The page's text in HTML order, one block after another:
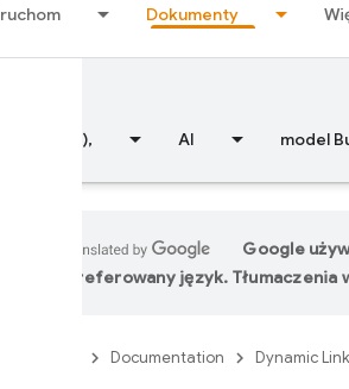
Dokumenty
AI model
Google
preferowany język.
Documentation Dynamic